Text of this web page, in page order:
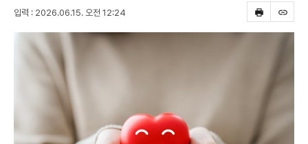
프
린
스
크
입력 : 2026.06.15. 오전 12:24